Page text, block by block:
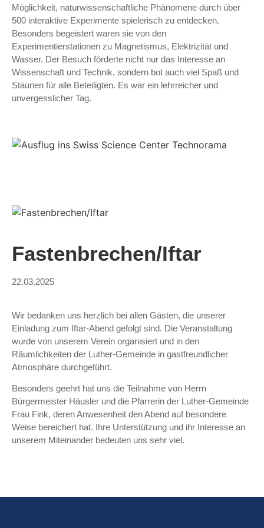
Möglichkeit, naturwissenschaftliche Phänomene durch über
500 interaktive Experimente spielerisch zu entdecken.
Besonders begeistert waren sie von den
Experimentierstationen zu Magnetismus, Elektrizität und
Wasser. Der Besuch förderte nicht nur das Interesse an
Wissenschaft und Technik, sondern bot auch viel Spaß und
Staunen für alle Beteiligten. Es war ein lehrreicher und
unvergesslicher Tag.
Fastenbrechen/Iftar
22.03.2025
Wir bedanken uns herzlich bei allen Gästen, die unserer
Einladung zum Iftar-Abend gefolgt sind. Die Veranstaltung
wurde von unserem Verein organisiert und in den
Räumlichkeiten der Luther-Gemeinde in gastfreundlicher
Atmosphäre durchgeführt.
Besonders geehrt hat uns die Teilnahme von Herrn
Bürgermeister Häusler und die Pfarrerin der Luther-Gemeinde
Frau Fink, deren Anwesenheit den Abend auf besondere
Weise bereichert hat. Ihre Unterstützung und ihr Interesse an
unserem Miteinander bedeuten uns sehr viel.